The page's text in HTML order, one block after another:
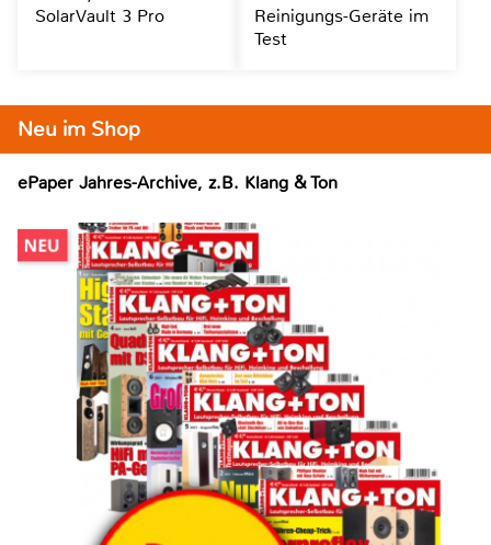
Neu im Shop
ePaper Jahres-Archive, z.B. Klang & Ton
SolarVault 3 Pro
Reinigungs-Geräte im
Test